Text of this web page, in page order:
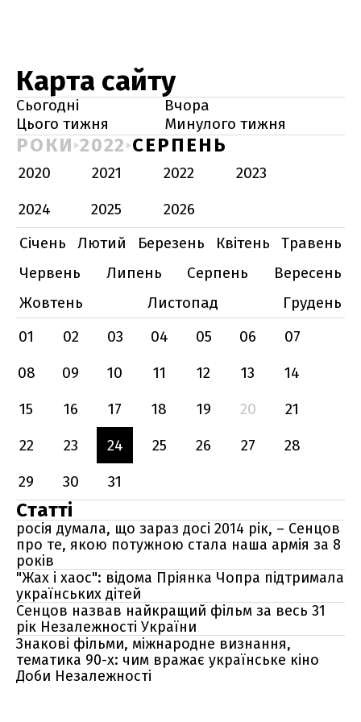
Карта сайту
Сьогодні
Вчора
Цього тижня
Минулого тижня
РОКИ 2022 СЕРПЕНЬ
2020 2021 2022
2023
2024
2025
2026
Січень
Лютий Березень Квітень
Травень
Червень
Липень Серпень
Вересень
Жовтень
Листопад
Грудень
01
02 03 04 05 06
07
08
09 10 11 12 13
14
15
16 17 18 19 20
21
22
23 24 25 26 27
28
29
30 31
Статті
росія думала, що зараз досі 2014 рік, – Сенцов
про те, якою потужною стала наша армія за 8
років
"Жах і хаос": відома Пріянка Чопра підтримала
українських дітей
Сенцов назвав найкращий фільм за весь 31
рік Незалежності України
Знакові фільми, міжнародне визнання,
тематика 90-х: чим вражає українське кіно
Доби Незалежності